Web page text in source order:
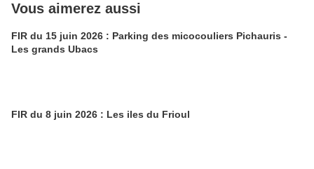
Vous aimerez aussi
FIR du 15 juin 2026 : Parking des micocouliers Pichauris -
Les grands Ubacs
FIR du 8 juin 2026 : Les iles du Frioul